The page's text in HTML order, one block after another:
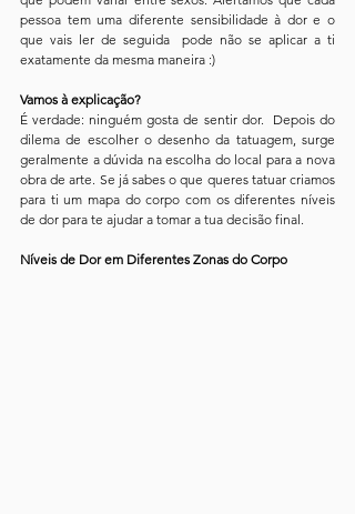
pessoa tem uma diferente sensibilidade à dor e o
que vais ler de seguida  pode não se aplicar a ti
exatamente da mesma maneira :)
Vamos à explicação?
É verdade: ninguém gosta de sentir dor.  Depois do
dilema de escolher o desenho da tatuagem, surge
geralmente a dúvida na escolha do local para a nova
obra de arte. Se já sabes o que queres tatuar criamos
para ti um mapa do corpo com os diferentes níveis
de dor para te ajudar a tomar a tua decisão final.
Níveis de Dor em Diferentes Zonas do Corpo